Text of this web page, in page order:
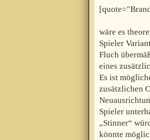
wäre es
Spieler
Fluch
eines
Es ist
zusätzlichen
Spieler
„Stinner“
könnte